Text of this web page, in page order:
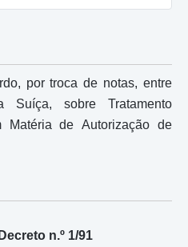
por troca de notas, entre
Suíça, sobre Tratamento
Matéria de Autorização de
Decreto n.º 1/91